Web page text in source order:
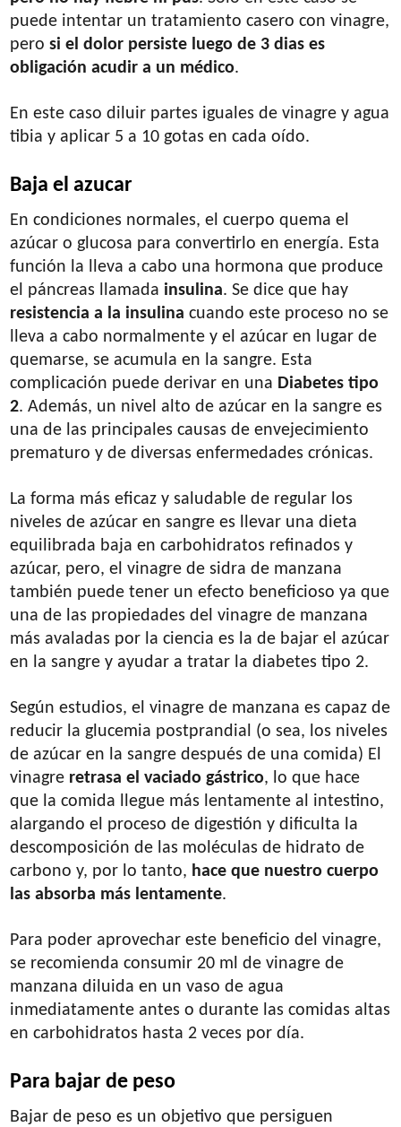
puede intentar un tratamiento casero con vinagre,
perosi el dolor persiste luego de 3 dias es
obligación acudir a un médico.
En este caso diluir partes iguales de vinagre y agua
tibia y aplicar 5 a 10 gotas en cada oído.
Baja el azucar
En condiciones normales, el cuerpo quema el
azúcar o glucosa para convertirlo en energía. Esta
función la lleva a cabo una hormona que produce
el páncreas llamada insulina. Se dice que hay
resistencia a la insulina cuando este proceso no se
lleva a cabo normalmente y el azúcar en lugar de
quemarse, se acumula en la sangre. Esta
complicación puede derivar en una Diabetes tipo
2. Además, un nivel alto de azúcar en la sangre es
una de las principales causas de envejecimiento
prematuro y de diversas enfermedades crónicas.
La forma más eficaz y saludable de regular los
niveles de azúcar en sangre es llevar una dieta
equilibrada baja en carbohidratos refinados y
azúcar, pero, el vinagre de sidra de manzana
también puede tener un efecto beneficioso ya que
una de las propiedades del vinagre de manzana
más avaladas por la ciencia es la de bajar el azúcar
en la sangre y ayudar a tratar la diabetes tipo 2.
Según estudios, el vinagre de manzana es capaz de
reducir la glucemia postprandial (o sea, los niveles
de azúcar en la sangre después de una comida) El
vinagre retrasa el vaciado gástrico, lo que hace
que la comida llegue más lentamente al intestino,
alargando el proceso de digestión y dificulta la
descomposición de las moléculas de hidrato de
carbono y, por lo tanto, hace que nuestro cuerpo
las absorba más lentamente.
Para poder aprovechar este beneficio del vinagre,
se recomienda consumir 20 ml de vinagre de
manzana diluida en un vaso de agua
inmediatamente antes o durante las comidas altas
en carbohidratos hasta 2 veces por día.
Para bajar de peso
Bajar de peso es un objetivo que persiguen